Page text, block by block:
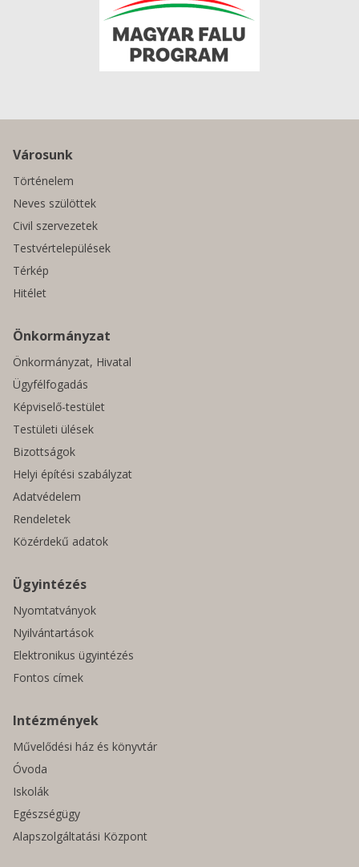
Városunk
Történelem
Neves szülöttek
Civil szervezetek
Testvértelepülések
Térkép
Hitélet
Önkormányzat
Önkormányzat, Hivatal
Ügyfélfogadás
Képviselő-testület
Testületi ülések
Bizottságok
Helyi építési szabályzat
Adatvédelem
Rendeletek
Közérdekű adatok
Ügyintézés
Nyomtatványok
Nyilvántartások
Elektronikus ügyintézés
Fontos címek
Intézmények
Művelődési ház és könyvtár
Óvoda
Iskolák
Egészségügy
Alapszolgáltatási Központ